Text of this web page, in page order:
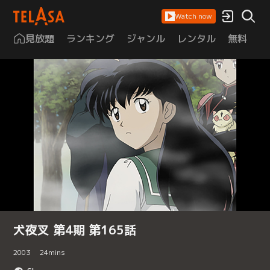
Watch now
見放題 ランキング ジャンル レンタル 無料
犬夜叉 第4期 第165話
2003 24mins